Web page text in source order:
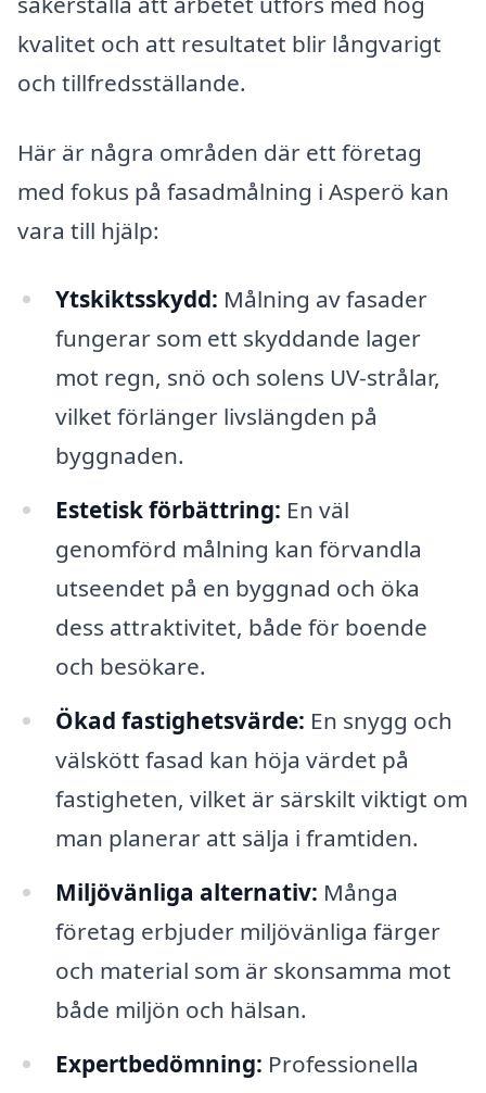
kvalitet och att resultatet blir långvarigt
och tillfredsställande.
Här är några områden där ett företag
med fokus på fasadmålning i Asperö kan
vara till hjälp:
Ytskiktsskydd: Målning av fasader
fungerar som ett skyddande lager
mot regn, snö och solens UV-strålar,
vilket förlänger livslängden på
byggnaden.
Estetisk förbättring: En väl
genomförd målning kan förvandla
utseendet på en byggnad och öka
dess attraktivitet, både för boende
och besökare.
Ökad fastighetsvärde: En snygg och
välskött fasad kan höja värdet på
fastigheten, vilket är särskilt viktigt om
man planerar att sälja i framtiden.
Miljövänliga alternativ: Många
företag erbjuder miljövänliga färger
och material som är skonsamma mot
både miljön och hälsan.
Expertbedömning: Professionella